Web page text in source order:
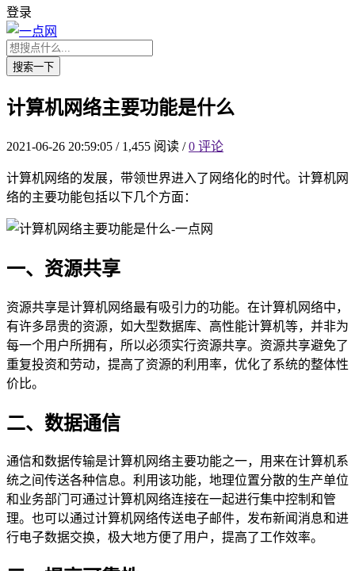
登录
搜索一下
计算机网络主要功能是什么
2021-06-26 20:59:05 /1,455 阅读 / 0 评论
计算机网络的发展，带领世界进入了网络化的时代。计算机网
络的主要功能包括以下几个方面：
一、资源共享
资源共享是计算机网络最有吸引力的功能。在计算机网络中，
有许多昂贵的资源，如大型数据库、高性能计算机等，并非为
每一个用户所拥有，所以必须实行资源共享。资源共享避免了
重复投资和劳动，提高了资源的利用率，优化了系统的整体性
价比。
二、数据通信
通信和数据传输是计算机网络主要功能之一，用来在计算机系
统之间传送各种信息。利用该功能，地理位置分散的生产单位
和业务部门可通过计算机网络连接在一起进行集中控制和管
理。也可以通过计算机网络传送电子邮件，发布新闻消息和进
行电子数据交换，极大地方便了用户，提高了工作效率。